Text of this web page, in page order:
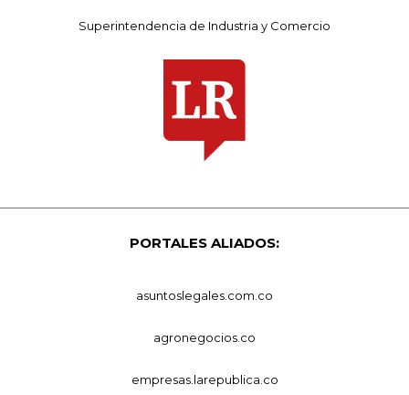
Superintendencia de Industria y Comercio
PORTALES ALIADOS:
asuntoslegales.com.co
agronegocios.co
empresas.larepublica.co